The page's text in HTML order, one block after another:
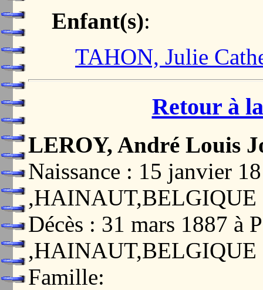
Enfant(s):
TAHON, Julie
Retour à
LEROY, André Louis
Naissance : 15 janvier
,HAINAUT,BELGIQUE
Décès : 31 mars 1887 à
,HAINAUT,BELGIQUE
Famille: